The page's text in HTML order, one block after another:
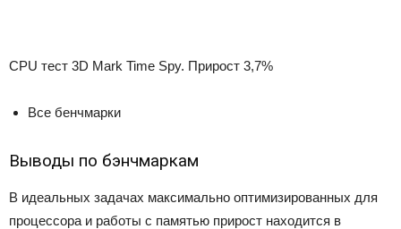
CPU тест 3D Mark Time Spy. Прирост 3,7%
Все бенчмарки
Выводы по бэнчмаркам
В идеальных задачах максимально оптимизированных для
процессора и работы с памятью прирост находится в